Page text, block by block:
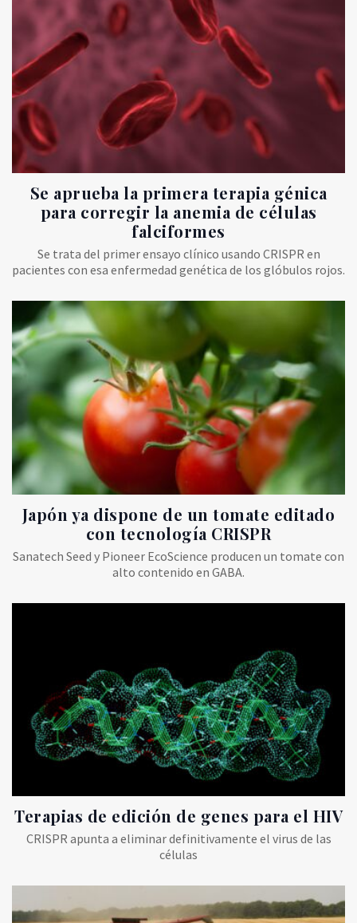
Se aprueba la primera terapia génica
para corregir la anemia de células
falciformes
Se trata del primer ensayo clínico usando CRISPR en
pacientes con esa enfermedad genética de los glóbulos rojos.
Japón ya dispone de un tomate editado
con tecnología CRISPR
Sanatech Seed y Pioneer EcoScience producen un tomate con
alto contenido en GABA.
Terapias de edición de genes para el HIV
CRISPR apunta a eliminar definitivamente el virus de las
células